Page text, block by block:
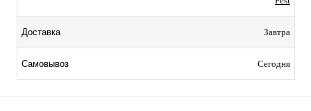
Доставка Завтра
Самовывоз Сегодня